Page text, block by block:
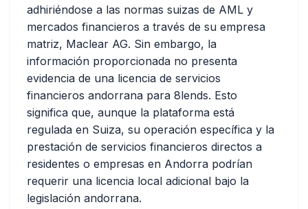
adhiriéndose a las normas suizas de AML y
mercados financieros a través de su empresa
matriz, Maclear AG. Sin embargo, la
información proporcionada no presenta
evidencia de una licencia de servicios
financieros andorrana para 8lends. Esto
significa que, aunque la plataforma está
regulada en Suiza, su operación específica y la
prestación de servicios financieros directos a
residentes o empresas en Andorra podrían
requerir una licencia local adicional bajo la
legislación andorrana.